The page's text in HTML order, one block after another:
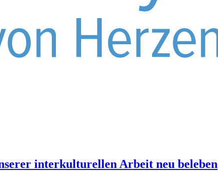
interkulturellen Arbeit neu beleben